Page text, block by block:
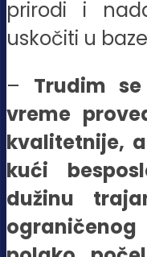
prirodi i
uskočiti u
– Trudim
vreme
kvalitetnije,
kući
dužinu